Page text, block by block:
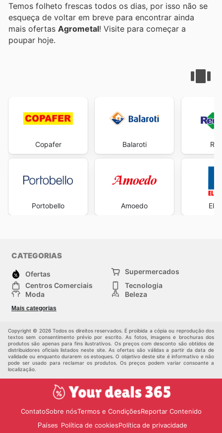
Temos folheto frescas todos os dias, por isso não se
esqueça de voltar em breve para encontrar ainda
mais ofertas Agrometal ! Visite para começar a
poupar hoje.
Copafer
Portobello
Balaroti
Amoedo
CATEGORIAS
Ofertas
Supermercados
Centros Comerciais
Tecnologia
Moda
Beleza
Construção e jardinagem
Mais categorias
Copyright © 2026 Todos os direitos reservados. É proibida a cópia ou reprodução dos
textos sem consentimento prévio por escrito. As fotos, imagens e brochuras dos
produtos são apenas para fins ilustrativos. Os preços com desconto são obtidos de
distribuidores oficiais listados neste site. As ofertas são válidas a partir da data de
validade ou enquanto durarem os estoques. O objetivo deste site é informativo e não
pode ser usado para reclamar os produtos. Os preços podem variar consoante a
localização.
ContatoSobre nósTermos e CondiçõesReportar Contenido
Países Política de cookiesPolítica de privacidade